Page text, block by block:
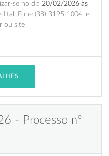
se no dia 20/02/2026 às
Fone (38) 3195-1004, e-
ou site
- Processo nº